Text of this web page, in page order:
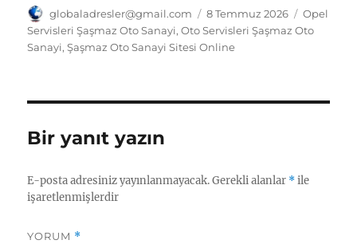
at
s
p
k
e
I
ai
l
e
g
a
ss
e
g
tl
o
k.
m
a
re
Yazar
globaladresler@gmail.com
Yayın
tarihi
8 Temmuz 2026
Opel
Servisleri Şaşmaz Oto Sanayi,Oto Servisleri Şaşmaz Oto
Sanayi,Şaşmaz Oto Sanayi Sitesi Online
Bir yanıt yazın
E-posta adresiniz yayınlanmayacak. Gerekli alanlar *ile
işaretlenmişlerdir
YORUM *